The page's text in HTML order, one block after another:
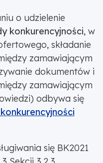
o udzielenie
konkurencyjności, w
składanie
zamawiającym
dokumentów i
zamawiającym
odbywa się
się BK2021